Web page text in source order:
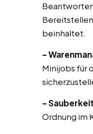
beinhaltet.
–
Minijobs für
–
Ordnung im